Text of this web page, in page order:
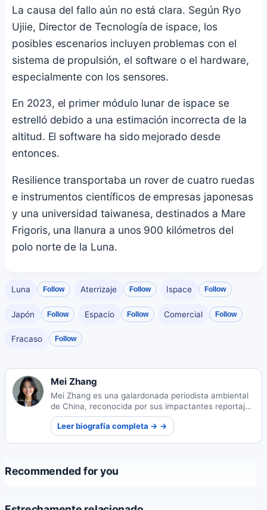
La causa del fallo aún no está clara. Según Ryo
Ujiie, Director de Tecnología de ispace, los
posibles escenarios incluyen problemas con el
sistema de propulsión, el software o el hardware,
especialmente con los sensores.
En 2023, el primer módulo lunar de ispace se
estrelló debido a una estimación incorrecta de la
altitud. El software ha sido mejorado desde
entonces.
Resilience transportaba un rover de cuatro ruedas
e instrumentos científicos de empresas japonesas
y una universidad taiwanesa, destinados a Mare
Frigoris, una llanura a unos 900 kilómetros del
polo norte de la Luna.
Luna Follow Aterrizaje Follow Ispace Follow
Japón Follow Espacio Follow Comercial Follow
Fracaso Follow
Mei Zhang
Mei Zhang es una galardonada periodista ambiental
de China, reconocida por sus impactantes reportajes
sobre sostenibilidad. Su trabajo ilumina desafíos
ecológicos críticos y sus soluciones.
Leer biografía completa → →
Recommended for you